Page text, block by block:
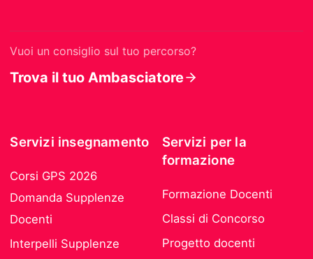
Vuoi un consiglio sul tuo percorso?
Trova il tuo Ambasciatore
Servizi insegnamento
Corsi GPS 2026
Domanda Supplenze
Docenti
Interpelli Supplenze
Servizi per la
formazione
Formazione Docenti
Classi di Concorso
Progetto docenti